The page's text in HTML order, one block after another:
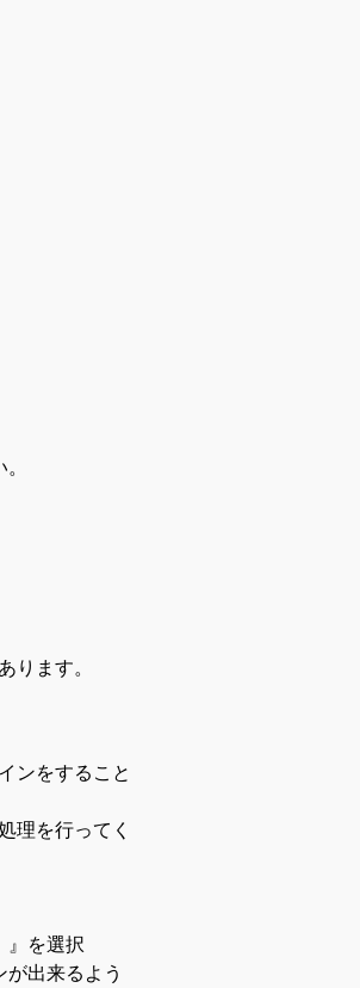
ます。
ンをすること
理を行ってく
を選択
出来るよう